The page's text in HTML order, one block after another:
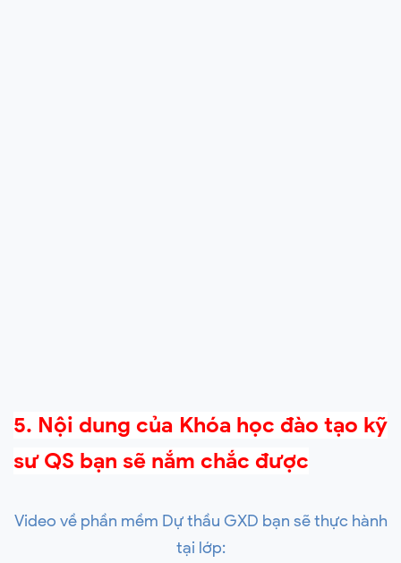
5. Nội dung của Khóa học đào tạo kỹ
sư QS bạn sẽ nắm chắc được
Video về phần mềm Dự thầu GXD bạn sẽ thực hành
tại lớp: